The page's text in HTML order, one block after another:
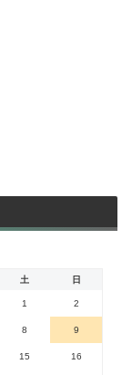
土 日
1 2
8 9
15 16